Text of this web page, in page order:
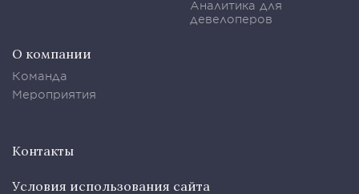
Аналитика для
девелоперов
О компании
Команда
Мероприятия
Контакты
Условия использования сайта